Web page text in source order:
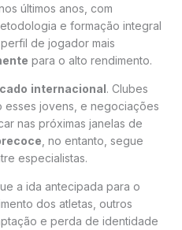
últimos anos, com
e formação integral
de jogador mais
para o alto rendimento.
internacional. Clubes
esses jovens, e negociações
nas próximas janelas de
, no entanto, segue
especialistas.
a ida antecipada para o
dos atletas, outros
e perda de identidade